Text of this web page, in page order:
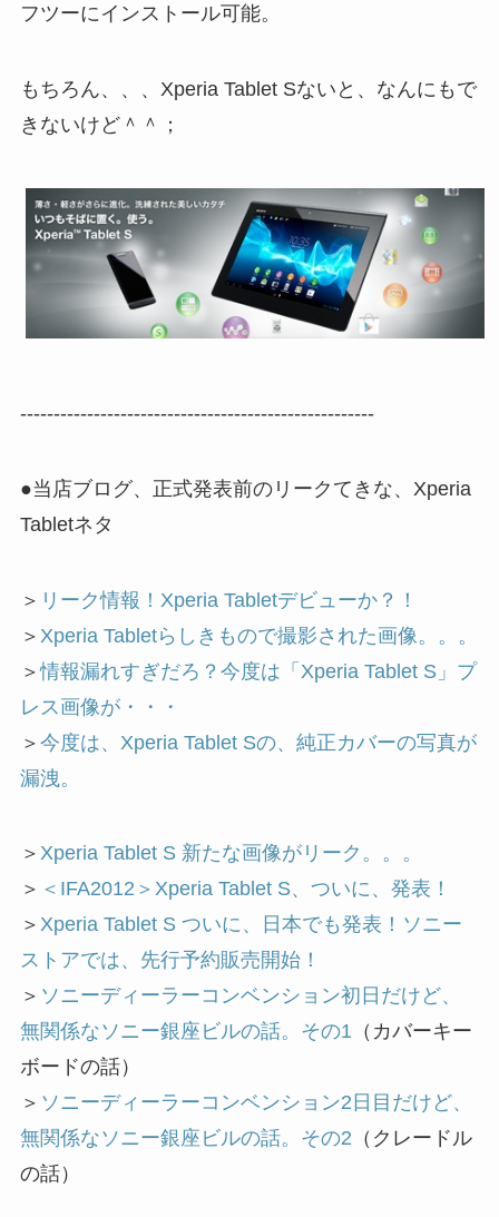
フツーにインストール可能。
もちろん、、、Xperia Tablet Sないと、なんにもで
きないけど＾＾；
-----------------------------------------------------
●当店ブログ、正式発表前のリークてきな、Xperia
Tabletネタ
＞ リーク情報！Xperia Tabletデビューか？！
＞ Xperia Tabletらしきもので撮影された画像。。。
＞情報漏れすぎだろ？今度は「Xperia Tablet S」プ
レス画像が・・・
＞ 今度は、Xperia Tablet Sの、純正カバーの写真が
漏洩。
＞ Xperia Tablet S 新たな画像がリーク。。。
＞ ＜IFA2012＞Xperia Tablet S、ついに、発表！
＞ Xperia Tablet S ついに、日本でも発表！ソニー
ストアでは、先行予約販売開始！
＞ ソニーディーラーコンベンション初日だけど、
無関係なソニー銀座ビルの話。その1 （カバーキー
ボードの話）
＞ ソニーディーラーコンベンション2日目だけど、
無関係なソニー銀座ビルの話。その2 （クレードル
の話）